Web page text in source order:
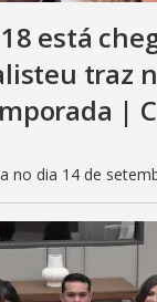
está
traz
|
no dia 14 de